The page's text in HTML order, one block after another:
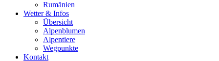
Rumänien
Wetter & Infos
Übersicht
Alpenblumen
Alpentiere
Wegpunkte
Kontakt